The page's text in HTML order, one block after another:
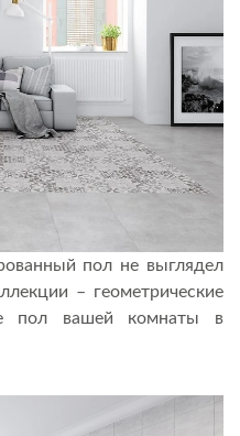
пол не выглядел
– геометрические
пол вашей комнаты в